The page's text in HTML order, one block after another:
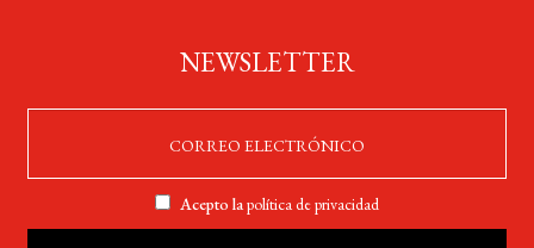
NEWSLETTER
Acepto lapolítica de privacidad